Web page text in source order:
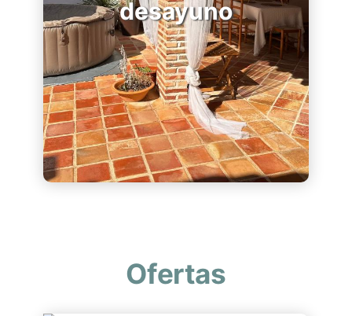
desayuno
Ofertas